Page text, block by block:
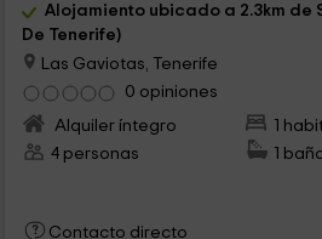
Alojamiento ubicado a 2.3km de
De Tenerife)
Las Gaviotas, Tenerife
0 opiniones
Alquiler íntegro
1
4 personas
1
Contacto directo